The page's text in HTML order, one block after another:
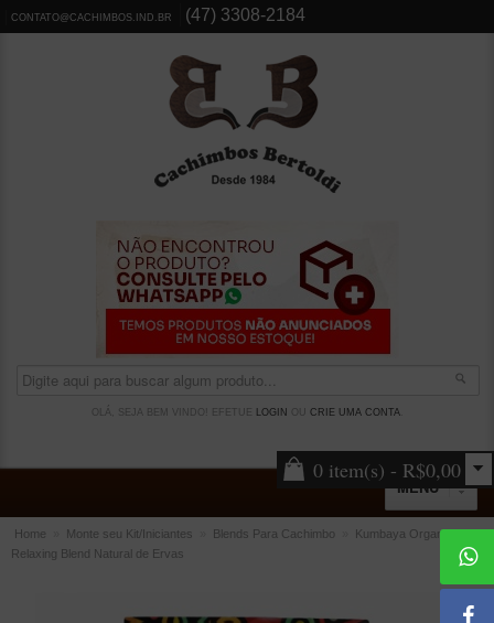
CONTATO@CACHIMBOS.IND.BR (47) 3308-2184
OLÁ, SEJA BEM VINDO! EFETUE LOGIN CRIE UMA CONTA.
0 item(s) - R$0,00
MENU
ACESSÓRIOS
Home Monte seu Kit/Iniciantes Blends Para Cachimbo
Kumbaya Organique
Relaxing Blend Natural de Ervas